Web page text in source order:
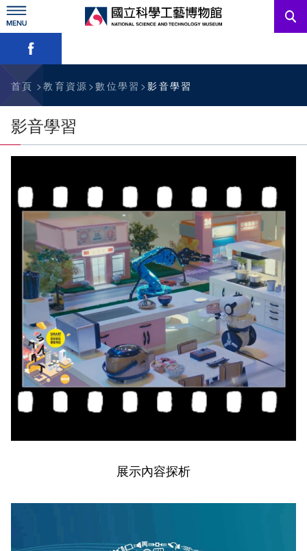
跳
到
主
要
訊息公告
參觀資訊
教育資源
網站服務
關於我們
English
略過字型切換，社群分享工具列
首頁 教育資源 數位學習 影音學習
影音學習
展示內容探析